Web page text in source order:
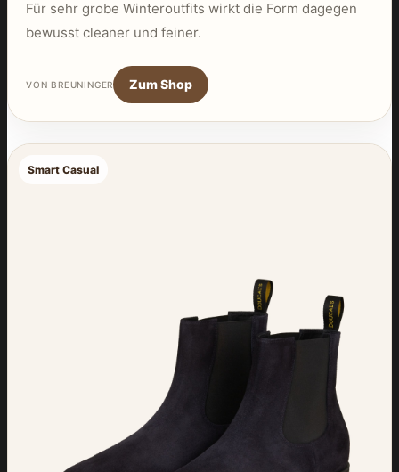
Für sehr grobe Winteroutfits wirkt die Form dagegen
bewusst cleaner und feiner.
VON BREUNINGER Zum Shop
Smart Casual